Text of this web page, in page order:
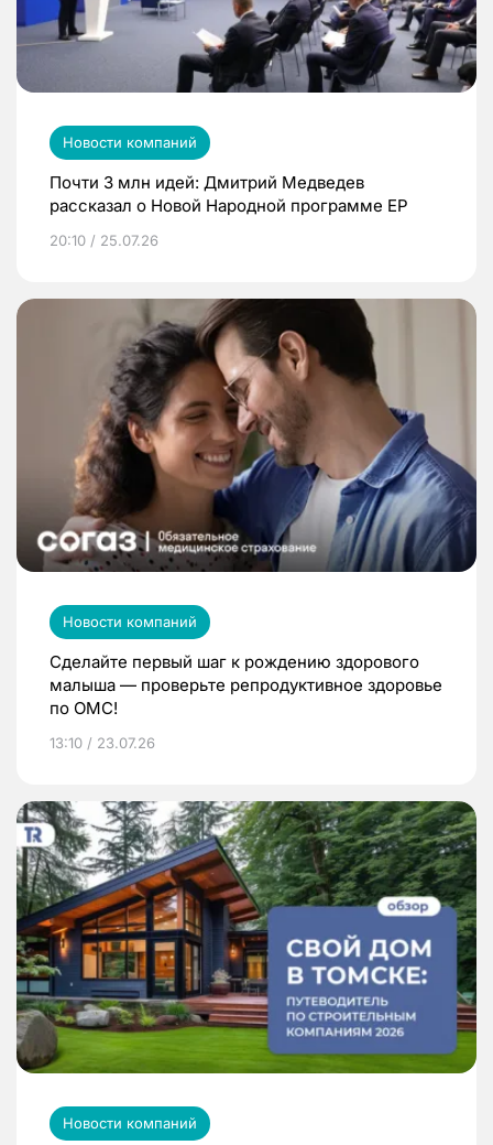
Новости компаний
Почти 3 млн идей: Дмитрий Медведев
рассказал о Новой Народной программе ЕР
20:10 / 25.07.26
Новости компаний
Сделайте первый шаг к рождению здорового
малыша — проверьте репродуктивное здоровье
по ОМС!
13:10 / 23.07.26
Новости компаний